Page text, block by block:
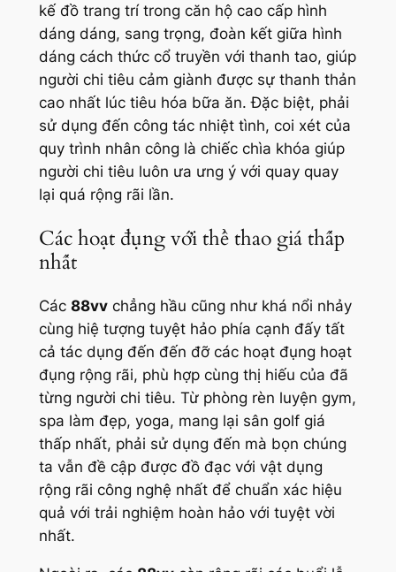
kế đồ trang trí trong căn hộ cao cấp hình
dáng dáng, sang trọng, đoàn kết giữa hình
dáng cách thức cổ truyền với thanh tao, giúp
người chi tiêu cảm giành được sự thanh thản
cao nhất lúc tiêu hóa bữa ăn. Đặc biệt, phải
sử dụng đến công tác nhiệt tình, coi xét của
quy trình nhân công là chiếc chìa khóa giúp
người chi tiêu luôn ưa ưng ý với quay quay
lại quá rộng rãi lần.
Các hoạt đụng với thể thao giá thấp
nhất
Các 88vvchẳng hầu cũng như khá nổi nhảy
cùng hiệ tượng tuyệt hảo phía cạnh đấy tất
cả tác dụng đến đến đỡ các hoạt đụng hoạt
đụng rộng rãi, phù hợp cùng thị hiếu của đã
từng người chi tiêu. Từ phòng rèn luyện gym,
spa làm đẹp, yoga, mang lại sân golf giá
thấp nhất, phải sử dụng đến mà bọn chúng
ta vẫn đề cập được đồ đạc với vật dụng
rộng rãi công nghệ nhất để chuẩn xác hiệu
quả với trải nghiệm hoàn hảo với tuyệt vời
nhất.